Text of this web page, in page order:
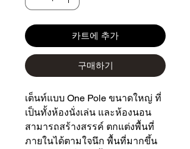
카트에 추가
구매하기
เต็นท์แบบ One Pole ขนาดใหญ่ ที่
เป็นทั้งห้องนั่งเล่น และห้องนอน
สามารถสร้างสรรค์ ตกแต่งพื้นที่
ภายในได้ตามใจนึก พื้นที่มากขึ้น